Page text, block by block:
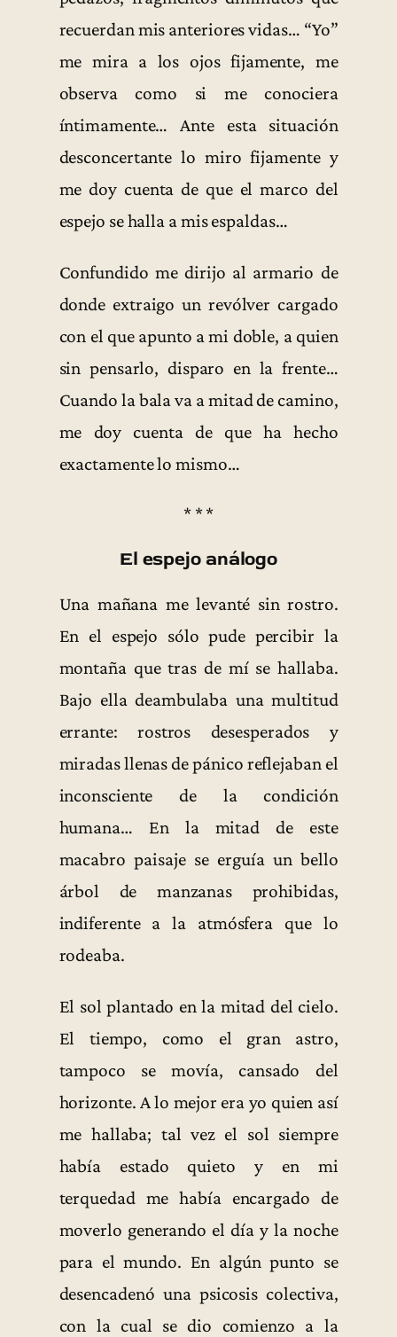
recuerdan mis anteriores vidas… “Yo”
me mira a los ojos fijamente, me
observa como si me conociera
íntimamente… Ante esta situación
desconcertante lo miro fijamente y
me doy cuenta de que el marco del
espejo se halla a mis espaldas…
Confundido me dirijo al armario de
donde extraigo un revólver cargado
con el que apunto a mi doble, a quien
sin pensarlo, disparo en la frente…
Cuando la bala va a mitad de camino,
me doy cuenta de que ha hecho
exactamente lo mismo…
* * *
El espejo análogo
Una mañana me levanté sin rostro.
En el espejo sólo pude percibir la
montaña que tras de mí se hallaba.
Bajo ella deambulaba una multitud
errante: rostros desesperados y
miradas llenas de pánico reflejaban el
inconsciente de la condición
humana… En la mitad de este
macabro paisaje se erguía un bello
árbol de manzanas prohibidas,
indiferente a la atmósfera que lo
rodeaba.
El sol plantado en la mitad del cielo.
El tiempo, como el gran astro,
tampoco se movía, cansado del
horizonte. A lo mejor era yo quien así
me hallaba; tal vez el sol siempre
había estado quieto y en mi
terquedad me había encargado de
moverlo generando el día y la noche
para el mundo. En algún punto se
desencadenó una psicosis colectiva,
con la cual se dio comienzo a la